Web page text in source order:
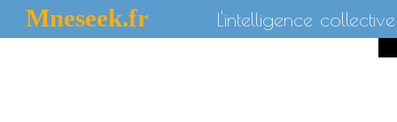
Mneseek.fr L'intelligence collective